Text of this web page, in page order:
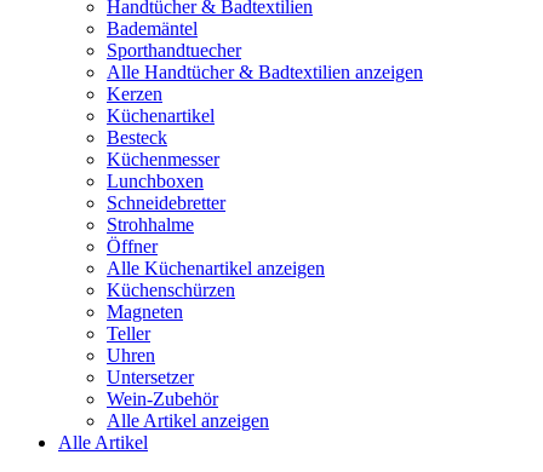
Handtücher & Badtextilien
Bademäntel
Sporthandtuecher
Alle Handtücher & Badtextilien anzeigen
Kerzen
Küchenartikel
Besteck
Küchenmesser
Lunchboxen
Schneidebretter
Strohhalme
Öffner
Alle Küchenartikel anzeigen
Küchenschürzen
Magneten
Teller
Uhren
Untersetzer
Wein-Zubehör
Alle Artikel anzeigen
Alle Artikel